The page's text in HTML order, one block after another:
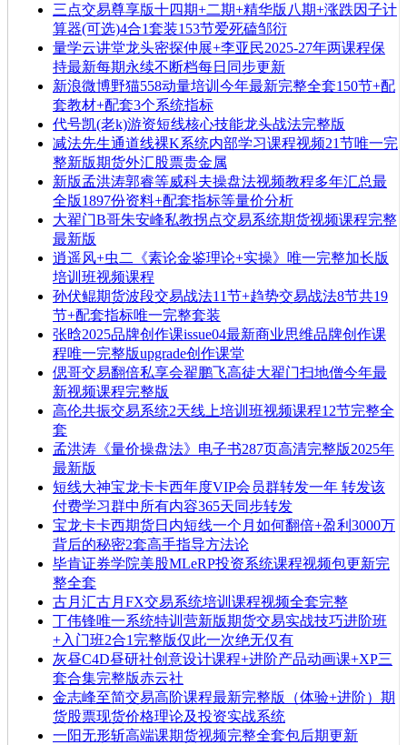
三点交易尊享版十四期+二期+精华版八期+涨跌因子计
算器(可选)4合1套装153节爱死磕邹衍
量学云讲堂龙头密探仲展+李亚民2025-27年两课程保
持最新每期永续不断档每日同步更新
新浪微博野猫558动量培训今年最新完整全套150节+配
套教材+配套3个系统指标
代号凯(老k)游资短线核心技能龙头战法完整版
减法先生通道线裸K系统内部学习课程视频21节唯一完
整新版期货外汇股票贵金属
新版孟洪涛郭睿等威科夫操盘法视频教程多年汇总最
全版1897份资料+配套指标等量价分析
大翟门B哥朱安峰私教拐点交易系统期货视频课程完整
最新版
逍遥风+虫二《素论金鉴理论+实操》唯一完整加长版
培训班视频课程
孙伏鲲期货波段交易战法11节+趋势交易战法8节共19
节+配套指标唯一完整套装
张晗2025品牌创作课issue04最新商业思维品牌创作课
程唯一完整版upgrade创作课堂
偲哥交易翻倍私享会翟鹏飞高徒大翟门扫地僧今年最
新视频课程完整版
高伦共振交易系统2天线上培训班视频课程12节完整全
套
孟洪涛《量价操盘法》电子书287页高清完整版2025年
最新版
短线大神宝龙卡卡西年度VIP会员群转发一年 转发该
付费学习群中所有内容365天同步转发
宝龙卡卡西期货日内短线一个月如何翻倍+盈利3000万
背后的秘密2套高手指导方法论
毕肯证券学院美股MLeRP投资系统课程视频包更新完
整全套
古月汇古月FX交易系统培训课程视频全套完整
丁伟锋唯一系统特训营新版期货交易实战技巧进阶班
+入门班2合1完整版仅此一次绝无仅有
灰昼C4D昼研社创意设计课程+进阶产品动画课+XP三
套合集完整版赤云社
金志峰至简交易高阶课程最新完整版（体验+进阶）期
货股票现货价格理论及投资实战系统
一阳无形斩高端课期货视频完整全套包后期更新